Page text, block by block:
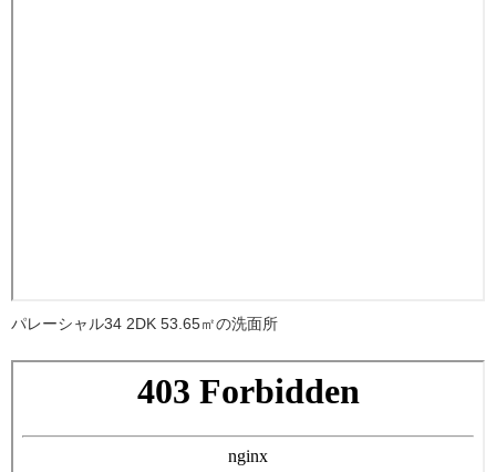
パレーシャル34 2DK 53.65㎡の洗面所